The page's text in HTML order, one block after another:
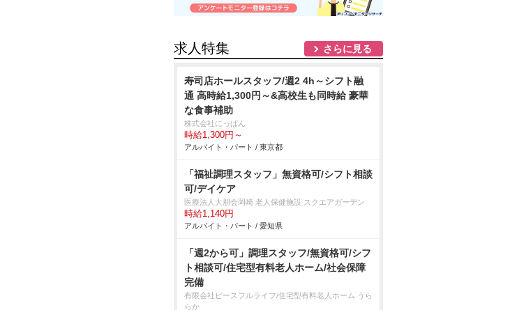
求人特集 さらに見る
寿司店ホールスタッフ/週2 4h～シフト融
通 高時給1,300円～&高校生も同時給 豪華
な食事補助
株式会社にっぱん
時給1,300円～
アルバイト・パート / 東京都
「福祉調理スタッフ」無資格可/シフト相談
可/デイケア
医療法人大朋会岡崎 老人保健施設 スクエアガーデン
時給1,140円
アルバイト・パート / 愛知県
「週2から可」調理スタッフ/無資格可/シフ
ト相談可/住宅型有料老人ホーム/社会保障
完備
有限会社ピースフルライフ/住宅型有料老人ホーム うら
らか